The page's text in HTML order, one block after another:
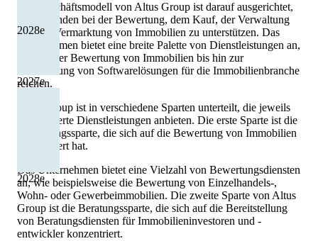
2027e
2028e
2028e
Das Geschäftsmodell von Altus Group ist darauf ausgerichtet,
seine Kunden bei der Bewertung, dem Kauf, der Verwaltung
und der Vermarktung von Immobilien zu unterstützen. Das
Unternehmen bietet eine breite Palette von Dienstleistungen an,
die von der Bewertung von Immobilien bis hin zur
Entwicklung von Softwarelösungen für die Immobilienbranche
reichen.
Altus Group ist in verschiedene Sparten unterteilt, die jeweils
spezialisierte Dienstleistungen anbieten. Die erste Sparte ist die
Bewertungssparte, die sich auf die Bewertung von Immobilien
spezialisiert hat.
Das Unternehmen bietet eine Vielzahl von Bewertungsdiensten
an, wie beispielsweise die Bewertung von Einzelhandels-,
Wohn- oder Gewerbeimmobilien. Die zweite Sparte von Altus
Group ist die Beratungssparte, die sich auf die Bereitstellung
von Beratungsdiensten für Immobilieninvestoren und -
entwickler konzentriert.